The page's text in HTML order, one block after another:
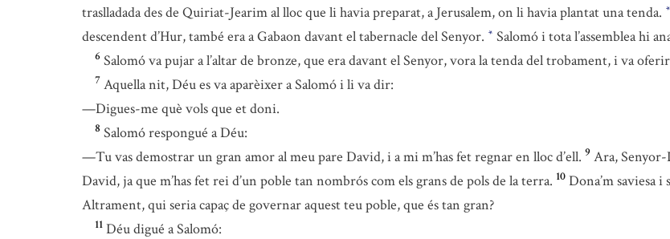
traslladada des de Quiriat-Jearim al lloc que li havia preparat, a Jerusalem, on li havia plantat una tenda. *
descendent d’Hur, també era a Gabaon davant el tabernacle del Senyor. * Salomó i tota l’assemblea hi
6 Salomó va pujar a l’altar de bronze, que era davant el Senyor, vora la tenda del trobament, i va
7 Aquella nit, Déu es va aparèixer a Salomó i li va dir:
—Digues-me què vols que et doni.
8 Salomó respongué a Déu:
—Tu vas demostrar un gran amor al meu pare David, i a mi m’has fet regnar en lloc d’ell. 9 Ara, Senyor-
David, ja que m’has fet rei d’un poble tan nombrós com els grans de pols de la terra. 10 Dona’m saviesa
Altrament, qui seria capaç de governar aquest teu poble, que és tan gran?
11 Déu digué a Salomó: